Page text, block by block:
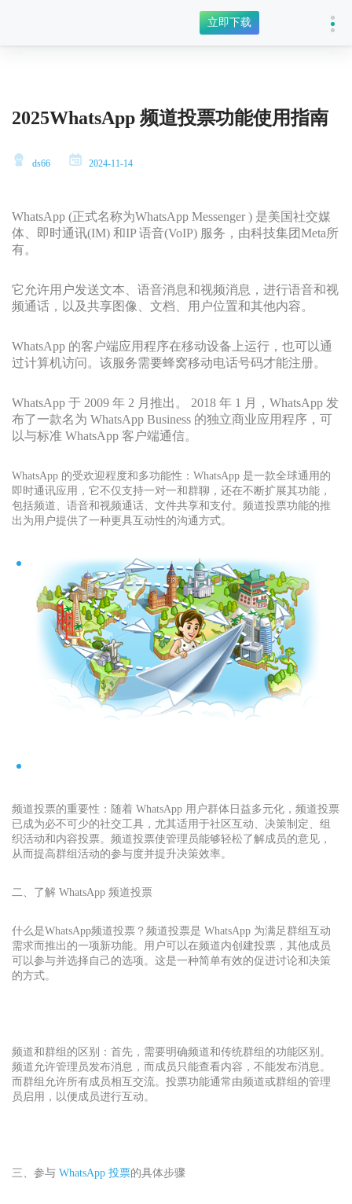
立即下载
2025WhatsApp 频道投票功能使用指南
ds66 2024-11-14
WhatsApp (正式名称为WhatsApp Messenger ) 是美国社交媒
体、即时通讯(IM) 和IP 语音(VoIP) 服务，由科技集团Meta所
有。
它允许用户发送文本、语音消息和视频消息，进行语音和视
频通话，以及共享图像、文档、用户位置和其他内容。
WhatsApp 的客户端应用程序在移动设备上运行，也可以通
过计算机访问。该服务需要蜂窝移动电话号码才能注册。
WhatsApp 于 2009 年 2 月推出。 2018 年 1 月，WhatsApp 发
布了一款名为 WhatsApp Business 的独立商业应用程序，可
以与标准 WhatsApp 客户端通信。
WhatsApp 的受欢迎程度和多功能性：WhatsApp 是一款全球通用的
即时通讯应用，它不仅支持一对一和群聊，还在不断扩展其功能，
包括频道、语音和视频通话、文件共享和支付。频道投票功能的推
出为用户提供了一种更具互动性的沟通方式。
频道投票的重要性：随着 WhatsApp 用户群体日益多元化，频道投票
已成为必不可少的社交工具，尤其适用于社区互动、决策制定、组
织活动和内容投票。频道投票使管理员能够轻松了解成员的意见，
从而提高群组活动的参与度并提升决策效率。
二、了解 WhatsApp 频道投票
什么是WhatsApp频道投票？频道投票是 WhatsApp 为满足群组互动
需求而推出的一项新功能。用户可以在频道内创建投票，其他成员
可以参与并选择自己的选项。这是一种简单有效的促进讨论和决策
的方式。
频道和群组的区别：首先，需要明确频道和传统群组的功能区别。
频道允许管理员发布消息，而成员只能查看内容，不能发布消息。
而群组允许所有成员相互交流。投票功能通常由频道或群组的管理
员启用，以便成员进行互动。
三、参与 WhatsApp 投票的具体步骤